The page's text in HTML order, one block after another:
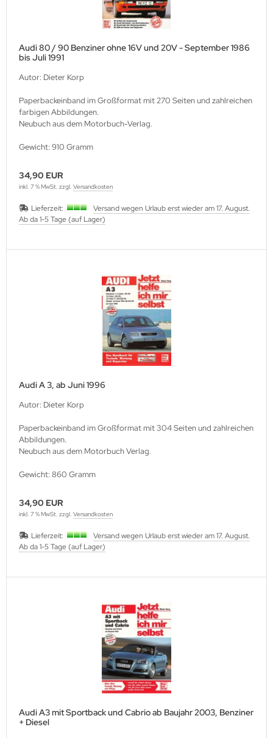
Audi 80 / 90 Benziner ohne 16V und 20V - September 1986
bis Juli 1991
Autor: Dieter Korp
Paperbackeinband im Großformat mit 270 Seiten und zahlreichen
farbigen Abbildungen.
Neubuch aus dem Motorbuch-Verlag.
Gewicht: 910 Gramm
34,90 EUR
inkl. 7 % MwSt. zzgl. Versandkosten
Lieferzeit:
Versand wegen Urlaub erst wieder am 17. August.
Ab da 1-5 Tage (auf Lager)
Audi A 3, ab Juni 1996
Autor: Dieter Korp
Paperbackeinband im Großformat mit 304 Seiten und zahlreichen
Abbildungen.
Neubuch aus dem Motorbuch Verlag.
Gewicht: 860 Gramm
34,90 EUR
inkl. 7 % MwSt. zzgl. Versandkosten
Lieferzeit:
Versand wegen Urlaub erst wieder am 17. August.
Ab da 1-5 Tage (auf Lager)
Audi A3 mit Sportback und Cabrio ab Baujahr 2003, Benziner
+ Diesel